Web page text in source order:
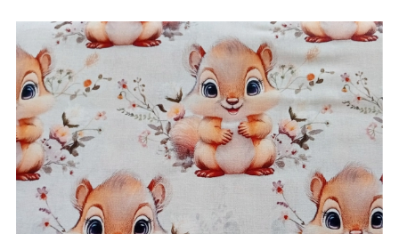
through
13.25€
Tecidos esquilos